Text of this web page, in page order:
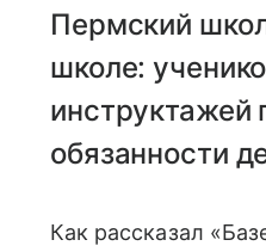
Пермский
школе:
инструктажей
обязанности
Как рассказал